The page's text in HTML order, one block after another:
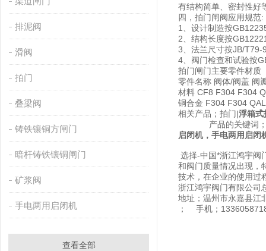
排泥阀
滑阀
拍门
叠梁阀
铸铁镶铜方闸门
暗杆铸铁镶铜闸门
矿浆阀
手电两用启闭机
查看全部
有结构简单、密封性好
四，拍门闸阀应用规范:
1、设计制造按
2、结构长度按
3、法兰尺寸按JB/T79-
4、阀门检查和试验按
拍门闸门主要零件材质
零件名称 阀体/阀盖 阀
材料 CF8 F304 F304
铜合金 F304 F304
相关产品；拍门|浮箱式
产品的关键词
启闭机，手电两用启闭
选择-中国*浙江鸿宇阀
和阀门质量情况出现，
技术，在企业的使用过
浙江鸿宇阀门有限公司
地址；温州市永嘉县江
； 手机；